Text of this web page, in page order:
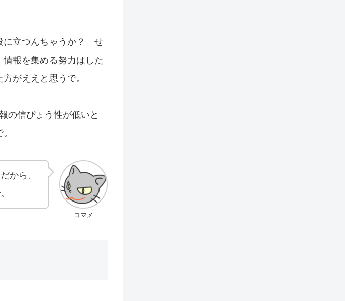
に立つんちゃうか？ せ
報を集める努力はした
がええと思うで。
の信ぴょう性が低いと
コマメ
から、